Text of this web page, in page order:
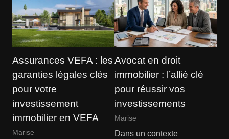
Assurances VEFA : les
garanties légales clés
pour votre
investissement
immobilier en VEFA
Marise
Avocat en droit
immobilier : l’allié clé
pour réussir vos
investissements
Marise
Dans un contexte